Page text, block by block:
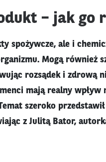
– jak go
spożywcze, ale i
Mogą również
rozsądek i zdrową
mają realny wpływ
szeroko
z Julitą Bator,